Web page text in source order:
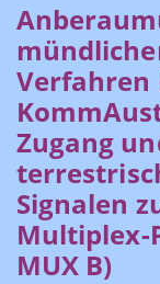
Verfahren
Zugang
Signalen
Multiplex-
MUX B)